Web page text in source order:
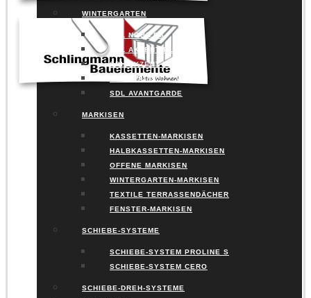
WINTERGARTEN
SDL NOBILES
SDL AKZENT PLUS
SDL AKZENT VISION
SDL AVALIS
SDL AVANTGARDE
MARKISEN
KASSETTEN-MARKISEN
HALBKASSETTEN-MARKISEN
OFFENE MARKISEN
WINTERGARTEN-MARKISEN
TEXTILE TERRASSENDÄCHER
FENSTER-MARKISEN
SCHIEBE-SYSTEME
SCHIEBE-SYSTEM PROLINE S
SCHIEBE-SYSTEM CERO
SCHIEBE-DREH-SYSTEME